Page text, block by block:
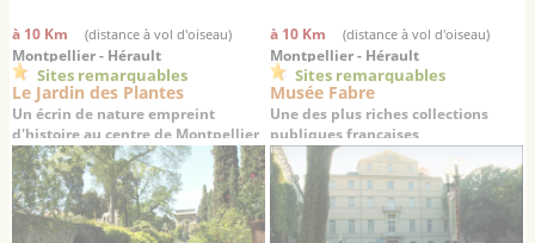
à 10 Km (distance à vol d'oiseau)
Montpellier - Hérault
Sites remarquables
Le Jardin des Plantes
Un écrin de nature empreint
d'histoire au centre de Montpellier
à 10 Km (distance à vol d'oiseau)
Montpellier - Hérault
Sites remarquables
Musée Fabre
Une des plus riches collections
publiques françaises